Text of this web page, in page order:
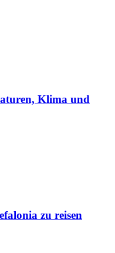
Klima und
zu reisen